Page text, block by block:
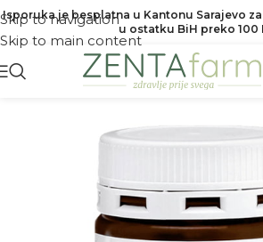
Skip to navigation
Skip to main content
Isporuka je besplatna u Kantonu Sarajevo
u ostatku BiH preko 100